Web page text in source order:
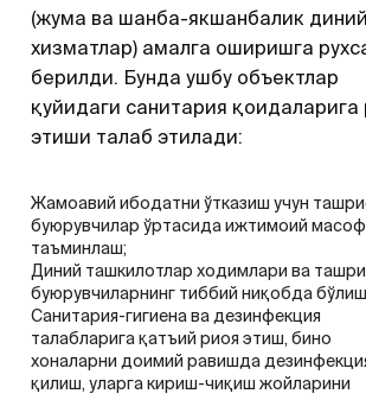
(жума ва шанба-якшанбалик диний
хизматлар) амалга оширишга
берилди. Бунда ушбу объектлар
қуйидаги санитария қоидаларига
этиши талаб этилади:
Жамоавий ибодатни ўтказиш учун
буюрувчилар ўртасида ижтимоий
таъминлаш;
Диний ташкилотлар ходимлари ва
буюрувчиларнинг тиббий ниқобда
Санитария-гигиена ва дезинфекция
талабларига қатъий риоя этиш, бино
хоналарни доимий равишда
қилиш, уларга кириш-чиқиш жойларини